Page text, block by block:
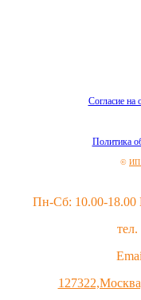
Согласие на
Политика
© ИП
Пн-Сб: 10.00-18.00